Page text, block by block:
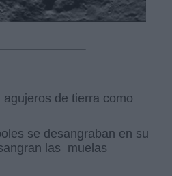
de tierra como
se desangraban en su
las muelas